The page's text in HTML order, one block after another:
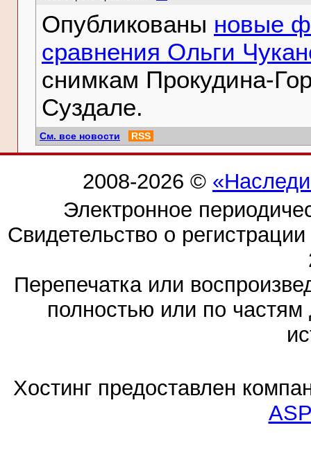
Опубликованы новые
сравнения Ольги
снимкам Прокудина-
Суздале.
См. все новости RSS
2008-2026 ©
Электронное
Свидетельство о
Перепечатка или
полностью или по частям
Хостинг предоставлен